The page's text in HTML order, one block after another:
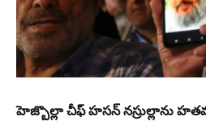
హెజ్బొల్లా చీఫ్ హసన్ నస్రుల్లాను